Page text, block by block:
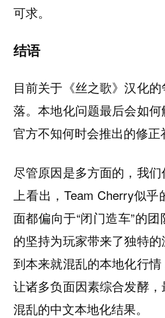
可求。
结语
目前关于《丝之歌》汉化
落。本地化问题最后会如
官方不知何时会推出的修正
尽管原因是多方面的，我
上看出，Team Cherry似
面都偏向于“闭门造车”的
的坚持为玩家带来了独特
到本来就混乱的本地化行
让诸多负面因素综合发酵
混乱的中文本地化结果。